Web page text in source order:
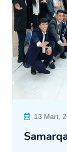
13 Mart,